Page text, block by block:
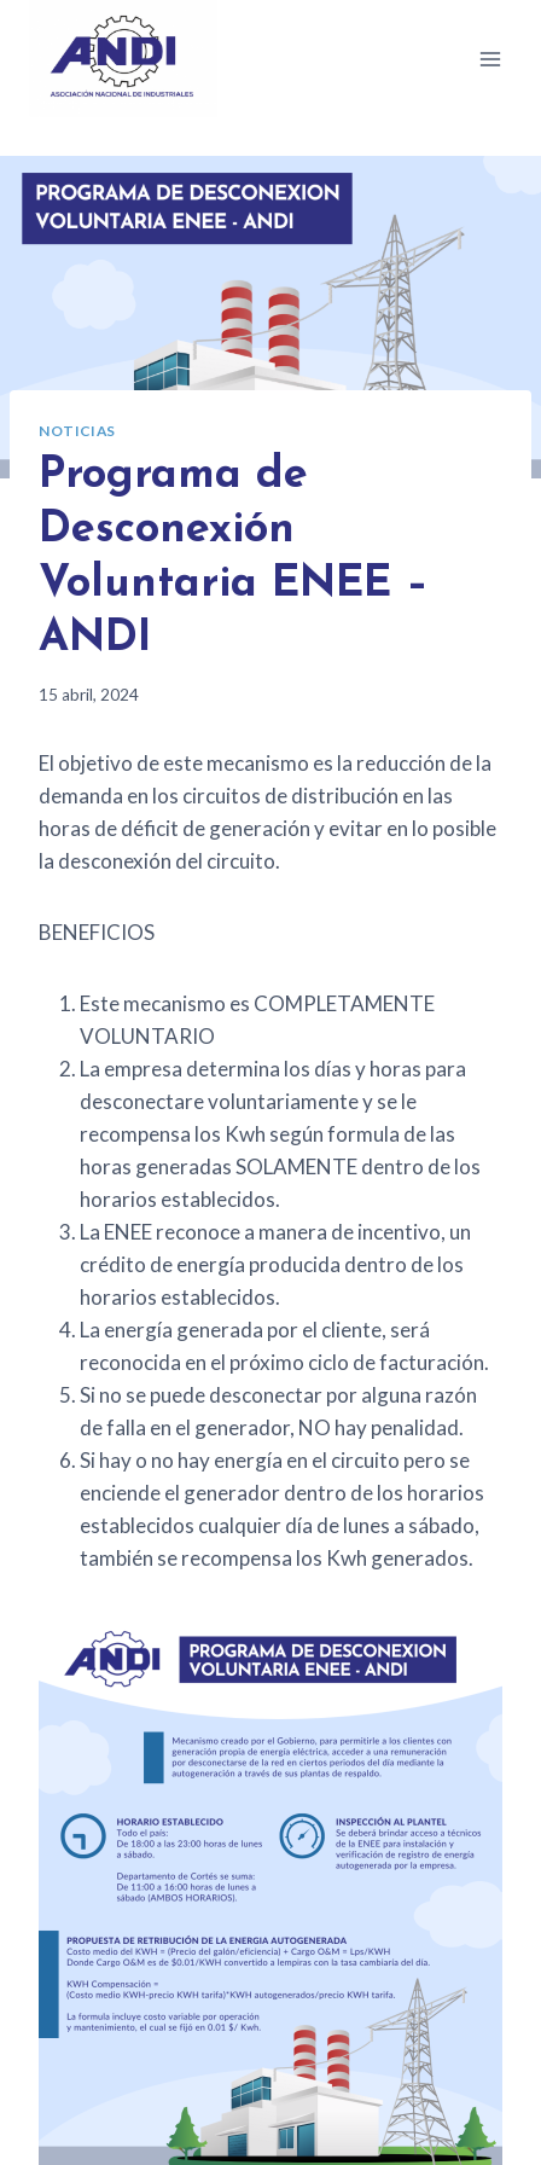
NOTICIAS
Programa de
Desconexión
Voluntaria ENEE –
ANDI
15 abril, 2024
El objetivo de este mecanismo es la reducción de la
demanda en los circuitos de distribución en las
horas de déficit de generación y evitar en lo posible
la desconexión del circuito.
BENEFICIOS
Este mecanismo es COMPLETAMENTE
VOLUNTARIO
La empresa determina los días y horas para
desconectare voluntariamente y se le
recompensa los Kwh según formula de las
horas generadas SOLAMENTE dentro de los
horarios establecidos.
La ENEE reconoce a manera de incentivo, un
crédito de energía producida dentro de los
horarios establecidos.
La energía generada por el cliente, será
reconocida en el próximo ciclo de facturación.
Si no se puede desconectar por alguna razón
de falla en el generador, NO hay penalidad.
Si hay o no hay energía en el circuito pero se
enciende el generador dentro de los horarios
establecidos cualquier día de lunes a sábado,
también se recompensa los Kwh generados.